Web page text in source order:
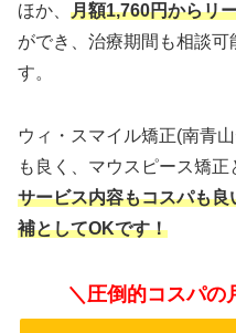
ほか、 月額1,760円からリ
ができ、治療期間も相談可
す。
ウィ・スマイル矯正(南青
も良く、マウスピース矯正
サービス内容もコスパも
補としてOKです！
＼圧倒的コスパの